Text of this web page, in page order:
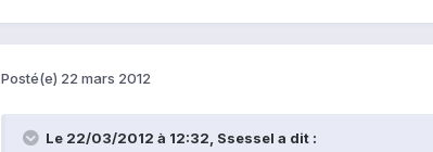
Posté(e) 22 mars 2012
Le 22/03/2012 à 12:32, Ssessel a dit :